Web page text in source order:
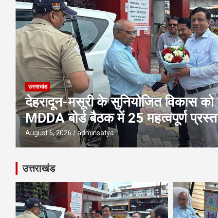
उत्तराखंड
एमडीडीए बोर्ड बैठक में 25 विकास
पूलिंग, पर्यटन, होटल, औद्योगिक भवन
परियोजनाओं पर अहम फैसले
August 6, 2026 adminsatya
उत्तराखंड